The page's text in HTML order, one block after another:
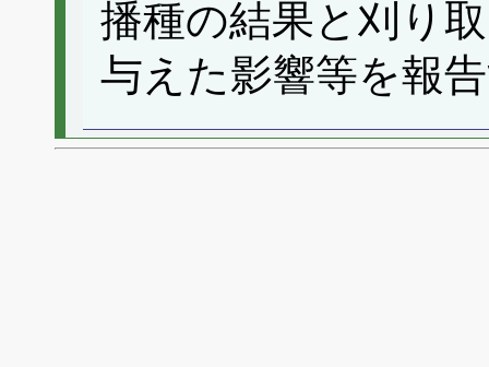
播種の結果と刈り
与えた影響等を報